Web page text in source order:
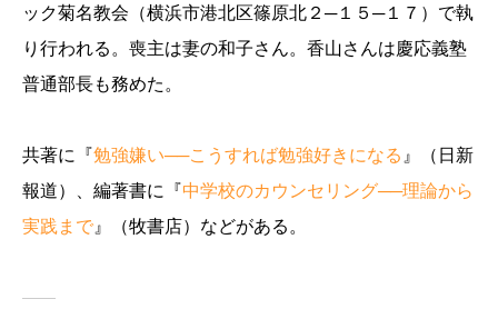
ック菊名教会（横浜市港北区篠原北２─１５─１７）で執
り行われる。喪主は妻の和子さん。香山さんは慶応義塾
普通部長も務めた。
共著に『勉強嫌い──こうすれば勉強好きになる 』（日新
報道）、編著書に『中学校のカウンセリング──理論から
実践まで 』（牧書店）などがある。